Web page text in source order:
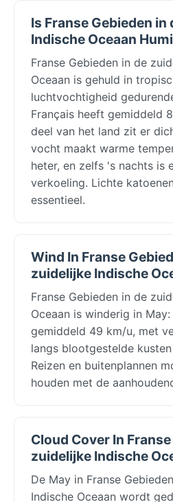
Is Franse Gebieden in
Indische Oceaan
Franse Gebieden in de
Oceaan is gehuld in
luchtvochtigheid
Français heeft gemiddeld
deel van het land zit er
vocht maakt warme
heter, en zelfs 's nachts is
verkoeling. Lichte
essentieel.
Wind In Franse
zuidelijke Indische
Franse Gebieden in de
Oceaan is winderig in
gemiddeld 49 km/u, met
langs blootgestelde
Reizen en buitenplannen
houden met de
Cloud Cover In
zuidelijke Indische
De May in Franse
Indische Oceaan wordt